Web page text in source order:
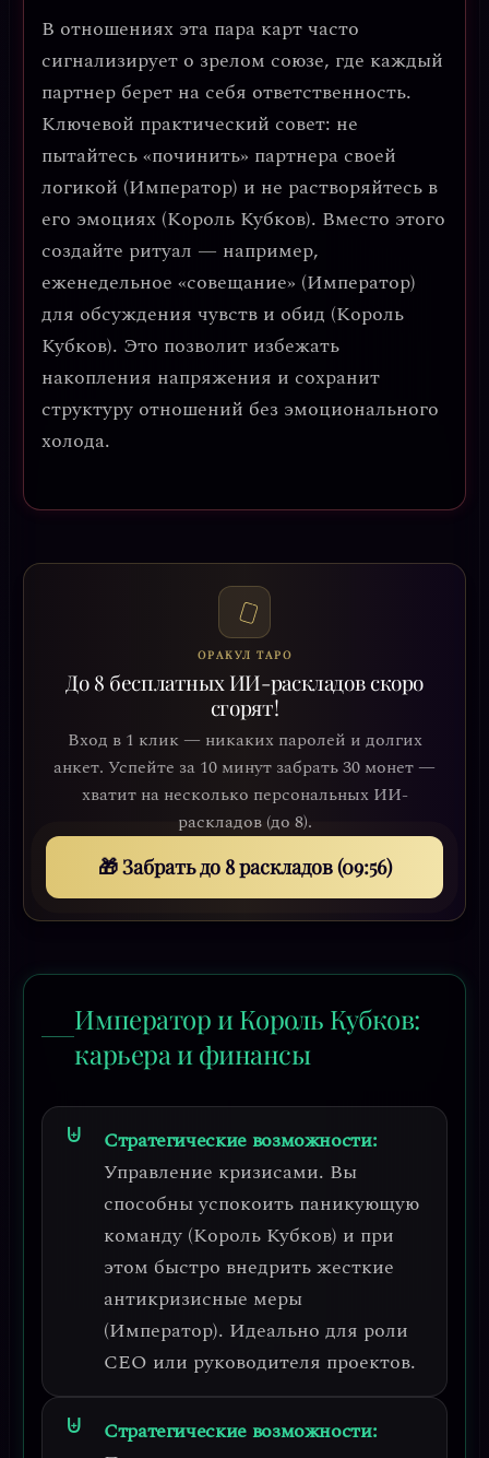
В отношениях эта пара карт часто
сигнализирует о зрелом союзе, где каждый
партнер берет на себя ответственность.
Ключевой практический совет: не
пытайтесь «починить» партнера своей
логикой (Император) и не растворяйтесь в
его эмоциях (Король Кубков). Вместо этого
создайте ритуал — например,
еженедельное «совещание» (Император)
для обсуждения чувств и обид (Король
Кубков). Это позволит избежать
накопления напряжения и сохранит
структуру отношений без эмоционального
холода.
ОРАКУЛ ТАРО
До 8 бесплатных ИИ-раскладов скоро
сгорят!
Вход в 1 клик — никаких паролей и долгих
анкет. Успейте за 10 минут забрать 30 монет —
хватит на несколько персональных ИИ-
раскладов (до 8).
🎁 Забрать до 8 раскладов (09:53)
Император и Король Кубков:
карьера и финансы
Стратегические возможности:
Управление кризисами. Вы
способны успокоить паникующую
команду (Король Кубков) и при
этом быстро внедрить жесткие
антикризисные меры
(Император). Идеально для роли
CEO или руководителя проектов.
Стратегические возможности: